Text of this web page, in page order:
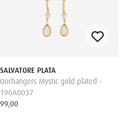
SALVATORE PLATA
Oorhangers Mystic gold plated -
190A0037
99,00